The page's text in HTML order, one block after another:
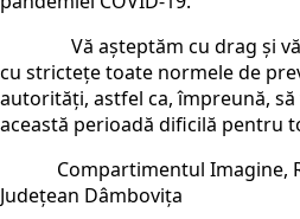
Vă aşteptăm cu drag şi vă
cu strictețe toate normele de
autorităţi, astfel ca, împreună,
această perioadă dificilă pentru
Compartimentul Imagine,
Județean Dâmbovița